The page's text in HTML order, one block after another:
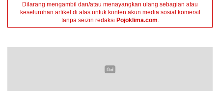
Dilarang mengambil dan/atau menayangkan ulang sebagian atau
keseluruhan artikel di atas untuk konten akun media sosial komersil
tanpa seizin redaksi Pojoklima.com.